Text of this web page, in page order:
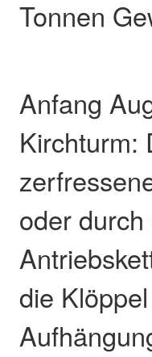
Tonnen
Anfang
Kirchturm:
oder
die